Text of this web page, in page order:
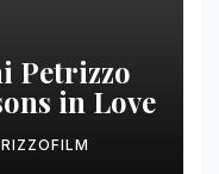
Petrizzo
in Love